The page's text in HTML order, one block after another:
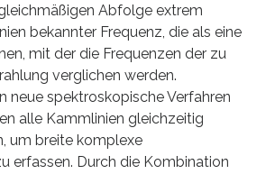
Abfolge extrem
bekannter Frequenz, die als eine
mit der die Frequenzen der zu
verglichen werden.
neue spektroskopische Verfahren
alle Kammlinien gleichzeitig
um breite komplexe
erfassen. Durch die Kombination